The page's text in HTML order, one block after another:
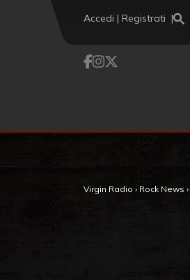
Accedi | Registrati
Virgin Radio › Rock News ›